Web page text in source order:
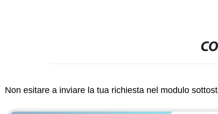
Non esitare a inviare la tua richiesta nel modulo